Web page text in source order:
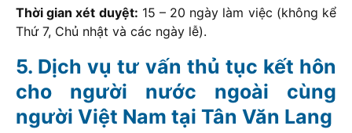
Thời gian xét duyệt: 15 – 20 ngày làm việc (không kể
Thứ 7, Chủ nhật và các ngày lễ).
Dịch vụ tư vấn thủ tục kết hôn
cho người nước ngoài cùng
người Việt Nam tại Tân Văn Lang